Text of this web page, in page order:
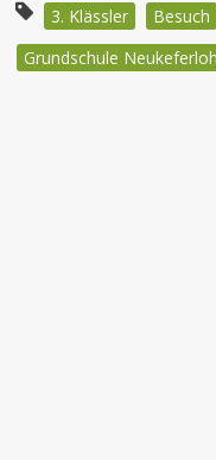
3. Klässler
Besuch
Grundschule Neukeferloh